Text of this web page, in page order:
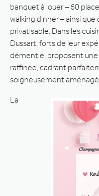
banquet à louer – 60
walking dinner – ainsi
privatisable. Dans les
Dussart, forts de leur
démentie, proposent une
raffinée, cadrant
soigneusement aménagé.
La